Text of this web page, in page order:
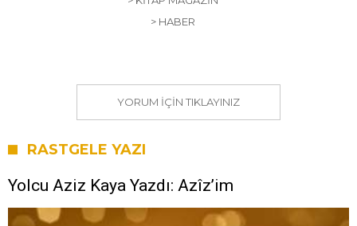
> HABER
YORUM IÇIN TIKLAYINIZ
RASTGELE YAZI
Yolcu Aziz Kaya Yazdı: Azîz’im